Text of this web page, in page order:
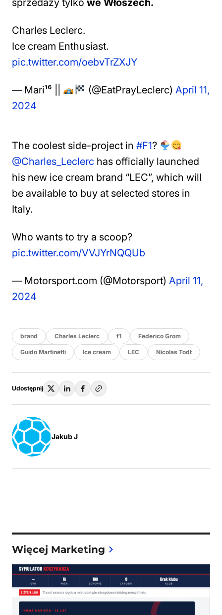
sprzedaży tylko we Włoszech.
Charles Leclerc.
Ice cream Enthusiast.
pic.twitter.com/oebvTrZXJY
— Mari¹⁶ || (@EatPrayLeclerc) April 11,
2024
The coolest side-project in #F1?
@Charles_Leclerc has officially launched
his new ice cream brand “LEC”, which will
be available to buy at selected stores in
Italy.
Who wants to try a scoop?
pic.twitter.com/VVJYrNQQUb
— Motorsport.com (@Motorsport) April 11,
2024
brand Charles Leclerc f1 Federico Grom
Guido Martinetti Ice cream LEC Nicolas Todt
Udostępnij
Jakub J
Więcej Marketing